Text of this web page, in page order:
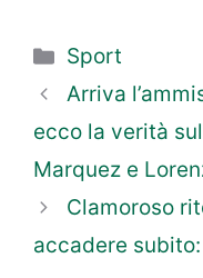
Categorie
Sport
Arriva
ecco la verità
Marquez e
Clamoroso
accadere